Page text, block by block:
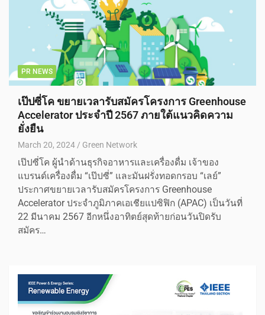
PR NEWS
เป๊ปซี่โค ขยายเวลารับสมัครโครงการ Greenhouse
Accelerator ประจำปี 2567 ภายใต้แนวคิดความ
ยั่งยืน
March 20, 2024 Green Network
เป๊ปซี่โค ผู้นำด้านธุรกิจอาหารและเครื่องดื่ม เจ้าของ
แบรนด์เครื่องดื่ม “เป๊ปซี่” และมันฝรั่งทอดกรอบ “เลย์”
ประกาศขยายเวลารับสมัครโครงการ Greenhouse
Accelerator ประจำภูมิภาคเอเชียแปซิฟิก (APAC) เป็นวันที่
22 มีนาคม 2567 อีกหนึ่งอาทิตย์สุดท้ายก่อนวันปิดรับ
สมัคร…